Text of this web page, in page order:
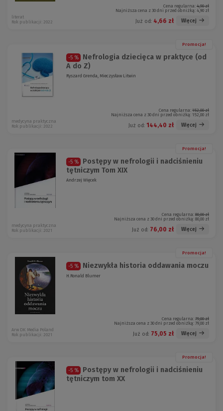
Cena regularna: 4,90 zł
Najniższa cena z 30 dni przed obniżką: 4,90 zł
Już od: 4,66 zł Więcej
literat
Rok publikacji: 2022
Promocja!
-5 %
Nefrologia dziecięca w praktyce (od
A do Z)
Ryszard Grenda, Mieczysław Litwin
Cena regularna: 152,00 zł
Najniższa cena z 30 dni przed obniżką: 152,00 zł
Już od: 144,40 zł Więcej
medycyna praktyczna
Rok publikacji: 2022
Promocja!
-5 %
Postępy w nefrologii i nadciśnieniu
tętniczym Tom XIX
Andrzej Więcek
Cena regularna: 80,00 zł
Najniższa cena z 30 dni przed obniżką: 80,00 zł
Już od: 76,00 zł Więcej
medycyna praktyczna
Rok publikacji: 2021
Promocja!
-5 % Niezwykła historia oddawania moczu
H.Ronald Blumer
Cena regularna: 79,00 zł
Najniższa cena z 30 dni przed obniżką: 79,00 zł
Już od: 75,05 zł Więcej
Arw DK Media Poland
Rok publikacji: 2021
Promocja!
-5 %
Postępy w nefrologii i nadciśnieniu
tętniczym tom XX